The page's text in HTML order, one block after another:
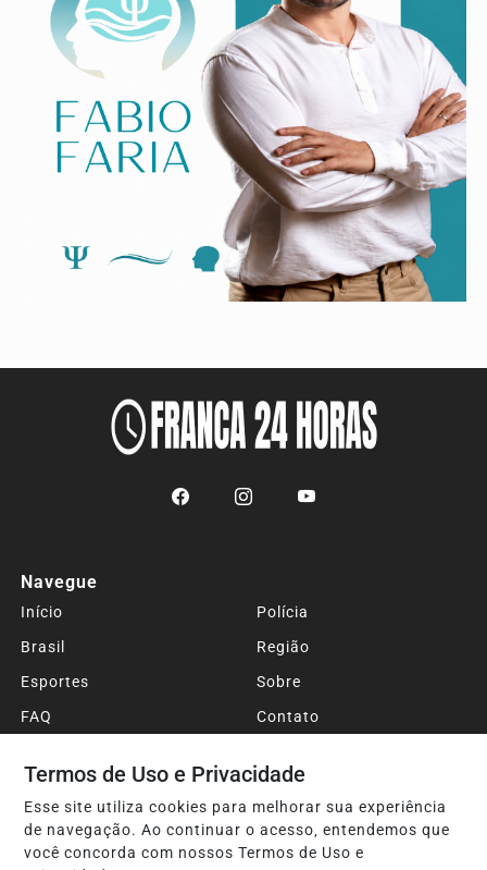
Navegue
Início
Polícia
Brasil
Região
Esportes
Sobre
FAQ
Contato
Pesquisar Notícia
Termos de Uso e Privacidade
Esse site utiliza cookies para melhorar sua experiência
de navegação. Ao continuar o acesso, entendemos que
você concorda com nossos Termos de Uso e